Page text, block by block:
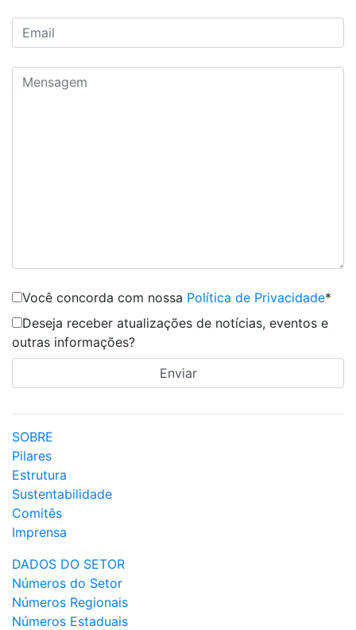
Você concorda com nossa Política de Privacidade*
Deseja receber atualizações de notícias, eventos e
outras informações?
SOBRE
Pilares
Estrutura
Sustentabilidade
Comitês
Imprensa
DADOS DO SETOR
Números do Setor
Números Regionais
Números Estaduais